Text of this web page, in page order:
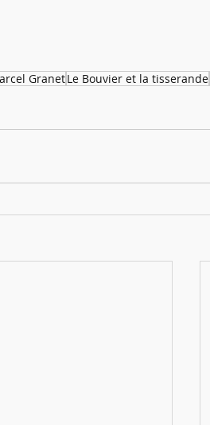
GranetLe Bouvier et la tisserande